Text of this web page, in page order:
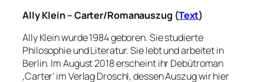
Ally Klein – Carter/Romanauszug (Text)
Ally Klein wurde 1984 geboren. Sie studierte
Philosophie und Literatur. Sie lebt und arbeitet in
Berlin. Im August 2018 erscheint ihr Debütroman
‚Carter‘ im Verlag Droschl, dessen Auszug wir hier